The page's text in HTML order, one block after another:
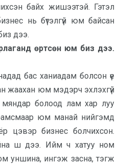
байх жишээтэй. Гэтэл
нь бүтэлгүй юм байсан
биз дээ.
өртсөн юм биз дээ.
бас ханиадам болсон үе
жаахан юм мэдэрч эхлэхгүй
болоод лам хар луу
юм манай нийгэмд
цэвэр бизнес болчихсон.
ш дээ. Ийм ч хатуу ном
уншина, ингэж засна, тэгж